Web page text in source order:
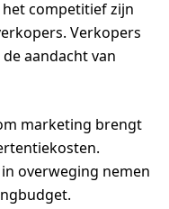
competitief zijn
Verkopers
aandacht van
marketing brengt
overweging nemen